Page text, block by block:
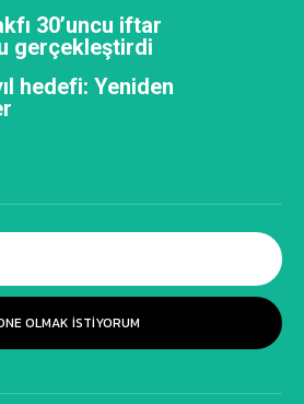
30’uncu iftar
gerçekleştirdi
hedefi: Yeniden
OLMAK ISTIYORUM